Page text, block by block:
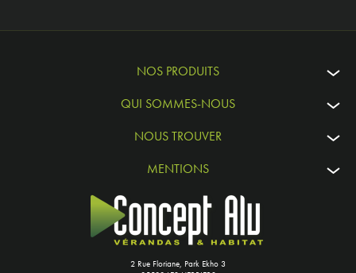
NOS PRODUITS
QUI SOMMES-NOUS
NOUS TROUVER
MENTIONS
2 Rue Floriane, Park Ekho 3